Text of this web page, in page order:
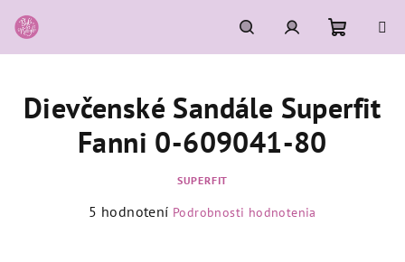
na
obsah
HľadaťPrihlásenie
košík
Dievčenské Sandále Superfit
Fanni 0-609041-80
SUPERFIT
Priemerné
5 hodnotení Podrobnosti hodnotenia